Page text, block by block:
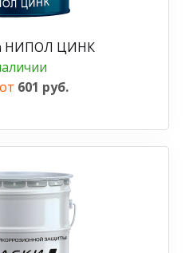
НИПОЛ ЦИНК
от 601 руб.